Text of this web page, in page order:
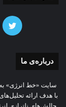
درباره‌ی ما
سایت «خط انرژی»
با هدف ارائه